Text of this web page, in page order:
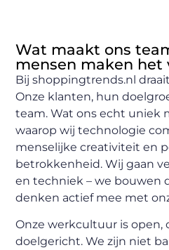
Wat maakt ons
mensen maken het
Bij shoppingtrends.nl
Onze klanten, hun
team. Wat ons echt uniek
waarop wij technologie
menselijke creativiteit en
betrokkenheid. Wij gaan
en techniek – we bouwen
denken actief mee met
Onze werkcultuur is open,
doelgericht. We zijn niet